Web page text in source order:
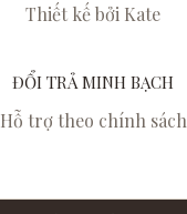
Thiết kế bởi Kate
ĐỔI TRẢ MINH BẠCH
Hỗ trợ theo chính sách